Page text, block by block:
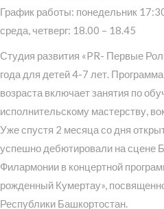
График работы: понедельник
среда, четверг: 18.00 – 18.45
Студия развития «PR- Первые
года для детей 4-7 лет.
возраста включает занятия по
исполнительскому мастерству,
Уже спустя 2 месяца со дня
успешно дебютировали на сцене
Филармонии в концертной
рожденный Кумертау»,
Республики Башкортостан.